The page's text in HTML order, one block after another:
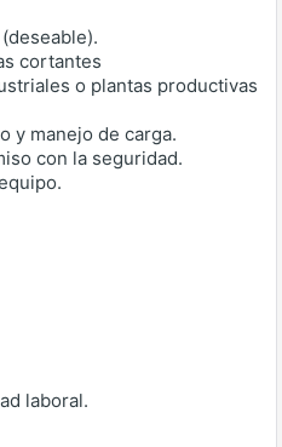
cortantes
o plantas productivas
y manejo de carga.
con la seguridad.
laboral.